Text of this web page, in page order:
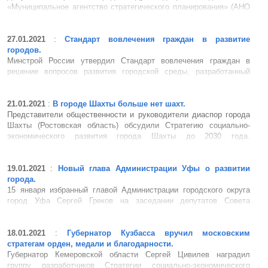
«Муниципальное агентство стратегического планирования» (АНО
межмуниципальных организаций в работе по развитию местн...
27.01.2021 : Стандарт вовлечения граждан в развитие
городов.
Минстрой России утвердил Стандарт вовлечения граждан в
решение вопросов развития городской среды, разработанный
среды с учетом особенностей территорий и мнения жителей. Это
н...
21.01.2021 : В городе Шахты больше нет шахт.
Представители общественности и руководители диаспор города
Шахты (Ростовская область) обсудили Стратегию социально-
экономического развития города Шахты до 2030 года.
из них ...
19.01.2021 :
Новый глава Администрации Уфы о развитии
города.
15 января избранный главой Администрации городского округа
город Уфа Сергей Греков на заседании депутатов Совета
развития Уфы. «Нам жизненно важно сегодня представлять
контуры того, каки...
18.01.2021 :
Губернатор Кузбасса вручил московским
стратегам орден, медали и благодарности.
Губернатор Кемеровской области Сергей Цивилев наградил
группу разработчиков Стратегии социально-экономического